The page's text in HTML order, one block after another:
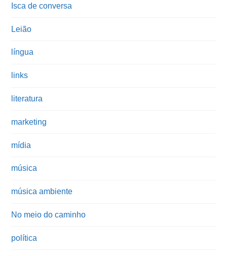
Isca de conversa
Leião
língua
links
literatura
marketing
mídia
música
música ambiente
No meio do caminho
política